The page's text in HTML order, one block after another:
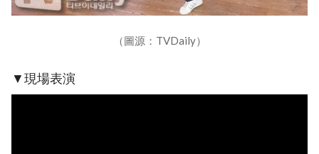
（圖源：TVDaily）
▼現場表演